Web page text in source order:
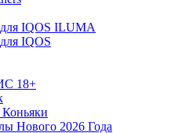
IQOS ILUMA
IQOS
18+
Нового 2026 Года